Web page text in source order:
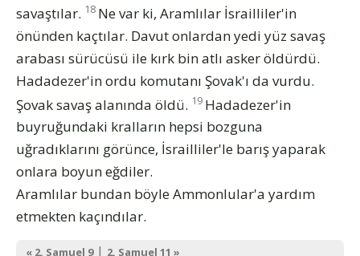
savaştılar. 18 Ne var ki, Aramlılar İsrailliler'in
önünden kaçtılar. Davut onlardan yedi yüz savaş
arabası sürücüsü ile kırk bin atlı asker öldürdü.
Hadadezer'in ordu komutanı Şovak'ı da vurdu.
Şovak savaş alanında öldü. 19 Hadadezer'in
buyruğundaki kralların hepsi bozguna
uğradıklarını görünce, İsrailliler'le barış yaparak
onlara boyun eğdiler.
Aramlılar bundan böyle Ammonlular'a yardım
etmekten kaçındılar.
« 2. Samuel 9| 2. Samuel 11 »